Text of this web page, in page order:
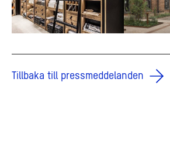
Tillbaka till pressmeddelanden